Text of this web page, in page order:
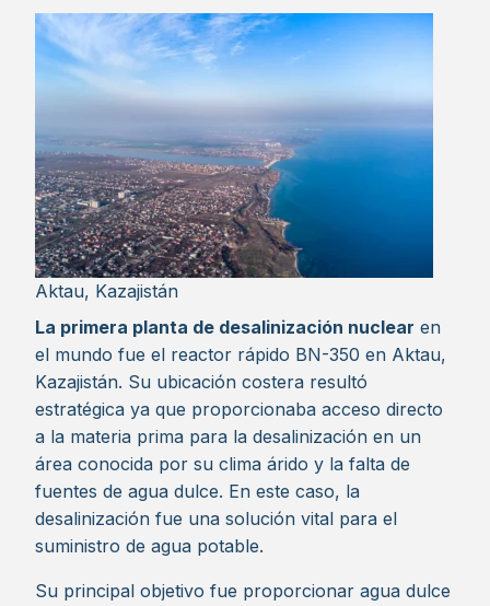
Aktau, Kazajistán
La primera planta de desalinización nuclear en
el mundo fue el reactor rápido BN-350 en Aktau,
Kazajistán. Su ubicación costera resultó
estratégica ya que proporcionaba acceso directo
a la materia prima para la desalinización en un
área conocida por su clima árido y la falta de
fuentes de agua dulce. En este caso, la
desalinización fue una solución vital para el
suministro de agua potable.
Su principal objetivo fue proporcionar agua dulce